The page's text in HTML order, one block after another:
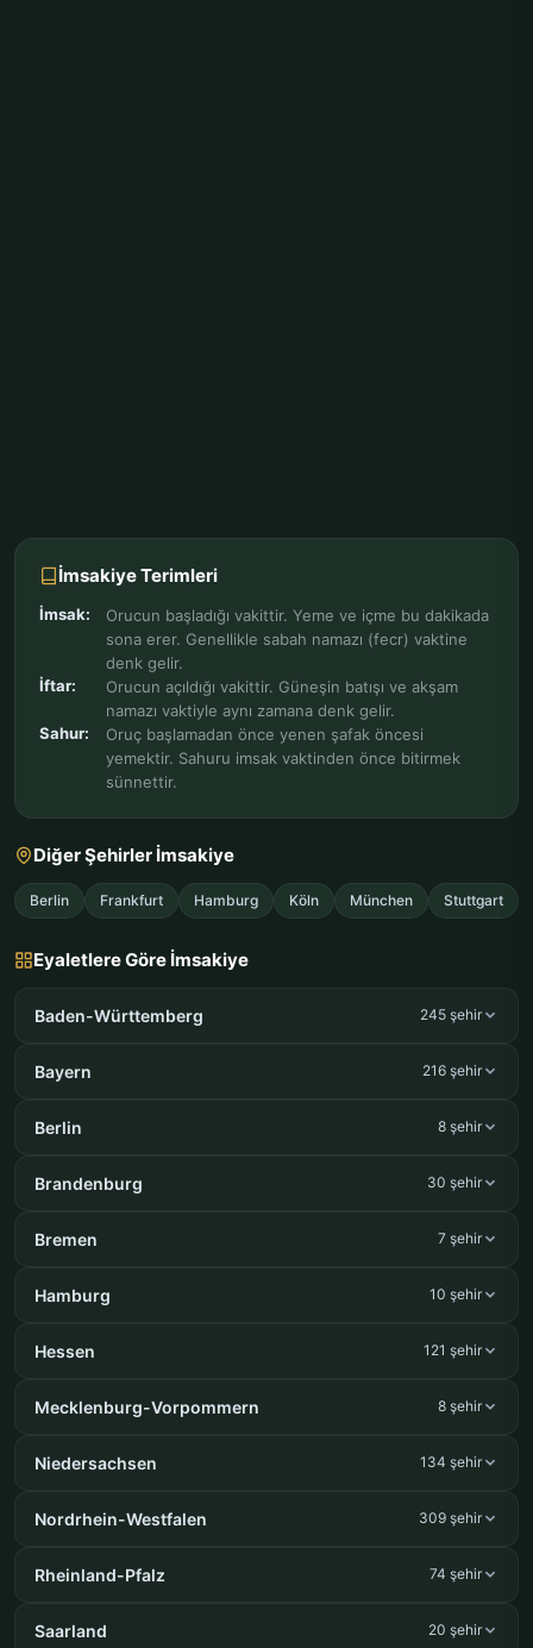
İmsakiye Terimleri
İmsak:
Orucun başladığı vakittir. Yeme ve içme bu dakikada
sona erer. Genellikle sabah namazı (fecr) vaktine
denk gelir.
İftar:
Orucun açıldığı vakittir. Güneşin batışı ve akşam
namazı vaktiyle aynı zamana denk gelir.
Sahur:
Oruç başlamadan önce yenen şafak öncesi
yemektir. Sahuru imsak vaktinden önce bitirmek
sünnettir.
Diğer Şehirler İmsakiye
Berlin Frankfurt Hamburg Köln München Stuttgart
Eyaletlere Göre İmsakiye
Baden-Württemberg 245 şehir
Bayern 216 şehir
Berlin 8 şehir
Brandenburg 30 şehir
Bremen 7 şehir
Hamburg 10 şehir
Hessen 121 şehir
Mecklenburg-Vorpommern 8 şehir
Niedersachsen 134 şehir
Nordrhein-Westfalen 309 şehir
Rheinland-Pfalz 74 şehir
Saarland 20 şehir